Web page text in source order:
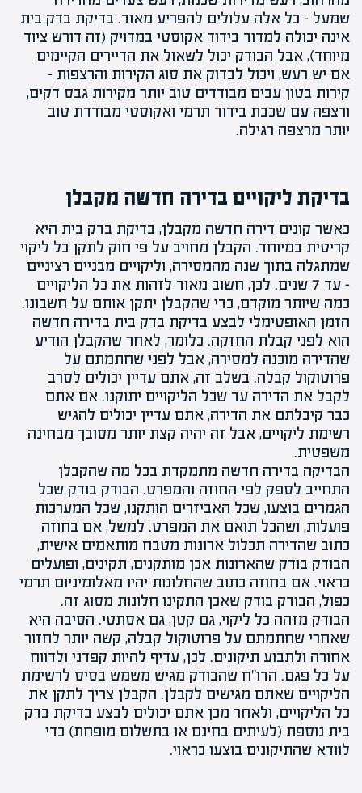
שמעל – כל אלה עלולים להפריע מאוד. בדיקת בדק בית
אינה יכולה למדוד בידוד אקוסטי במדויק (זה דורש ציוד
מיוחד), אבל הבודק יכול לשאול את הדיירים הקיימים
אם יש רעש, ויכול לבדוק את סוג הקירות והרצפות –
קירות בטון עבים מבודדים טוב יותר מקירות גבס דקים,
ורצפה עם שכבת בידוד תרמי ואקוסטי מבודדת טוב
יותר מרצפה רגילה.
בדיקת ליקויים בדירה חדשה מקבלן
כאשר קונים דירה חדשה מקבלן, בדיקת בדק בית היא
קריטית במיוחד. הקבלן מחויב על פי חוק לתקן כל ליקוי
שמתגלה בתוך שנה מהמסירה, וליקויים מבניים רציניים
– עד 7 שנים. לכן, חשוב מאוד לזהות את כל הליקויים
כמה שיותר מוקדם, כדי שהקבלן יתקן אותם על חשבונו.
הזמן האופטימלי לבצע בדיקת בדק בית בדירה חדשה
הוא לפני קבלת החזקה. כלומר, לאחר שהקבלן הודיע
שהדירה מוכנה למסירה, אבל לפני שחתמתם על
פרוטוקול קבלה. בשלב זה, אתם עדיין יכולים לסרב
לקבל את הדירה עד שכל הליקויים יתוקנו. אם אתם
כבר קיבלתם את הדירה, אתם עדיין יכולים להגיש
רשימת ליקויים, אבל זה יהיה קצת יותר מסובך מבחינה
משפטית.
הבדיקה בדירה חדשה מתמקדת בכל מה שהקבלן
התחייב לספק לפי החוזה והמפרט. הבודק בודק שכל
הגמרים בוצעו, שכל האביזרים הותקנו, שכל המערכות
פועלות, ושהכל תואם את המפרט. למשל, אם בחוזה
כתוב שהדירה תכלול ארונות מטבח מותאמים אישית,
הבודק בודק שהארונות אכן מותקנים, תקינים, ופועלים
כראוי. אם בחוזה כתוב שהחלונות יהיו מאלומיניום תרמי
כפול, הבודק בודק שאכן התקינו חלונות מסוג זה.
הבודק מזהה כל ליקוי, גם קטן, גם אסתטי. הסיבה היא
שאחרי שחתמתם על פרוטוקול קבלה, קשה יותר לחזור
אחורה ולתבוע תיקונים. לכן, עדיף להיות קפדני ולדווח
על כל פגם. הדו"ח שהבודק מגיש משמש בסיס לרשימת
הליקויים שאתם מגישים לקבלן. הקבלן צריך לתקן את
כל הליקויים, ולאחר מכן אתם יכולים לבצע בדיקת בדק
בית נוספת (לעיתים בחינם או בתשלום מופחת) כדי
לוודא שהתיקונים בוצעו כראוי.